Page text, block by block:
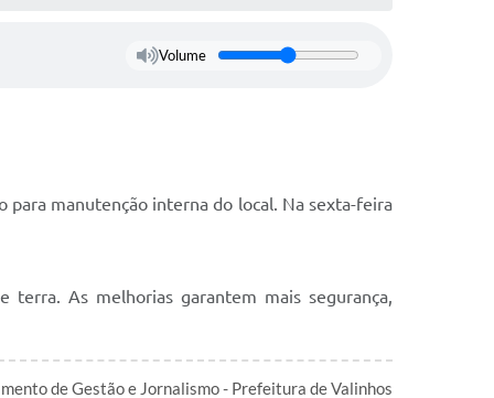
Volume
para manutenção interna do local. Na sexta-feira
As melhorias garantem mais segurança,
de Gestão e Jornalismo - Prefeitura de Valinhos